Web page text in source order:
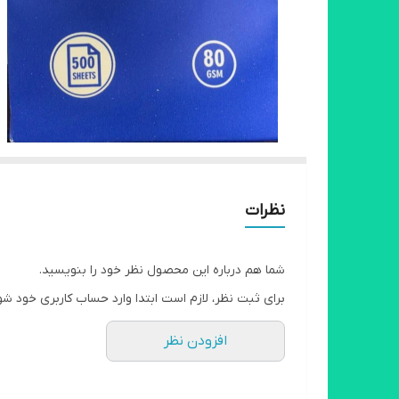
نظرات
شما هم درباره این محصول نظر خود را بنویسید.
برای ثبت نظر، لازم است ابتدا وارد حساب کاربری خود
افزودن نظر